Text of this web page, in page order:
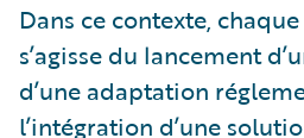
Dans ce contexte,
s’agisse du lancement
d’une adaptation
l’intégration d’une